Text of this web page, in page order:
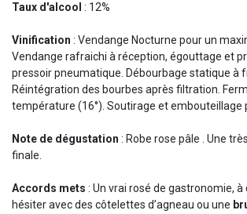
Taux d'alcool : 12%
Vinification : Vendange Nocturne pour un
Vendange rafraichi à réception, égouttage et
pressoir pneumatique. Débourbage statique à
Réintégration des bourbes après filtration.
température (16°). Soutirage et embouteillage
Note de dégustation : Robe rose pâle . Une
finale.
Accords mets : Un vrai rosé de gastronomie, à
hésiter avec des côtelettes d’agneau ou une